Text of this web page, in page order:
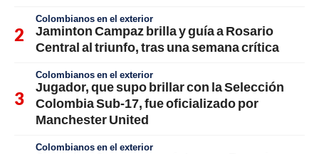
Colombianos en el exterior
Jaminton Campaz brilla y guía a Rosario
Central al triunfo, tras una semana crítica
Colombianos en el exterior
Jugador, que supo brillar con la Selección
Colombia Sub-17, fue oficializado por
Manchester United
Colombianos en el exterior